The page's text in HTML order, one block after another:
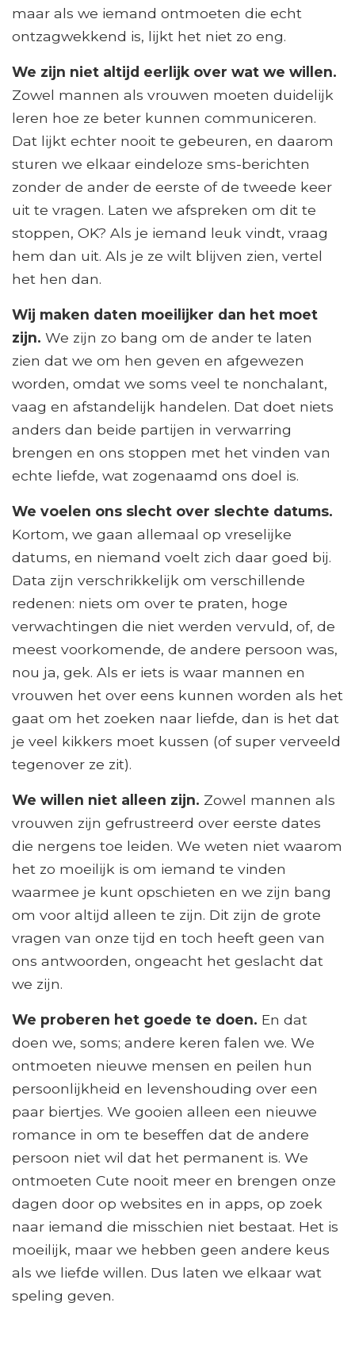
maar als we iemand ontmoeten die echt
ontzagwekkend is, lijkt het niet zo eng.
We zijn niet altijd eerlijk over wat we willen.
Zowel mannen als vrouwen moeten duidelijk
leren hoe ze beter kunnen communiceren.
Dat lijkt echter nooit te gebeuren, en daarom
sturen we elkaar eindeloze sms-berichten
zonder de ander de eerste of de tweede keer
uit te vragen. Laten we afspreken om dit te
stoppen, OK? Als je iemand leuk vindt, vraag
hem dan uit. Als je ze wilt blijven zien, vertel
het hen dan.
Wij maken daten moeilijker dan het moet
zijn. We zijn zo bang om de ander te laten
zien dat we om hen geven en afgewezen
worden, omdat we soms veel te nonchalant,
vaag en afstandelijk handelen. Dat doet niets
anders dan beide partijen in verwarring
brengen en ons stoppen met het vinden van
echte liefde, wat zogenaamd ons doel is.
We voelen ons slecht over slechte datums.
Kortom, we gaan allemaal op vreselijke
datums, en niemand voelt zich daar goed bij.
Data zijn verschrikkelijk om verschillende
redenen: niets om over te praten, hoge
verwachtingen die niet werden vervuld, of, de
meest voorkomende, de andere persoon was,
nou ja, gek. Als er iets is waar mannen en
vrouwen het over eens kunnen worden als het
gaat om het zoeken naar liefde, dan is het dat
je veel kikkers moet kussen (of super verveeld
tegenover ze zit).
We willen niet alleen zijn. Zowel mannen als
vrouwen zijn gefrustreerd over eerste dates
die nergens toe leiden. We weten niet waarom
het zo moeilijk is om iemand te vinden
waarmee je kunt opschieten en we zijn bang
om voor altijd alleen te zijn. Dit zijn de grote
vragen van onze tijd en toch heeft geen van
ons antwoorden, ongeacht het geslacht dat
we zijn.
We proberen het goede te doen. En dat
doen we, soms; andere keren falen we. We
ontmoeten nieuwe mensen en peilen hun
persoonlijkheid en levenshouding over een
paar biertjes. We gooien alleen een nieuwe
romance in om te beseffen dat de andere
persoon niet wil dat het permanent is. We
ontmoeten Cute nooit meer en brengen onze
dagen door op websites en in apps, op zoek
naar iemand die misschien niet bestaat. Het is
moeilijk, maar we hebben geen andere keus
als we liefde willen. Dus laten we elkaar wat
speling geven.